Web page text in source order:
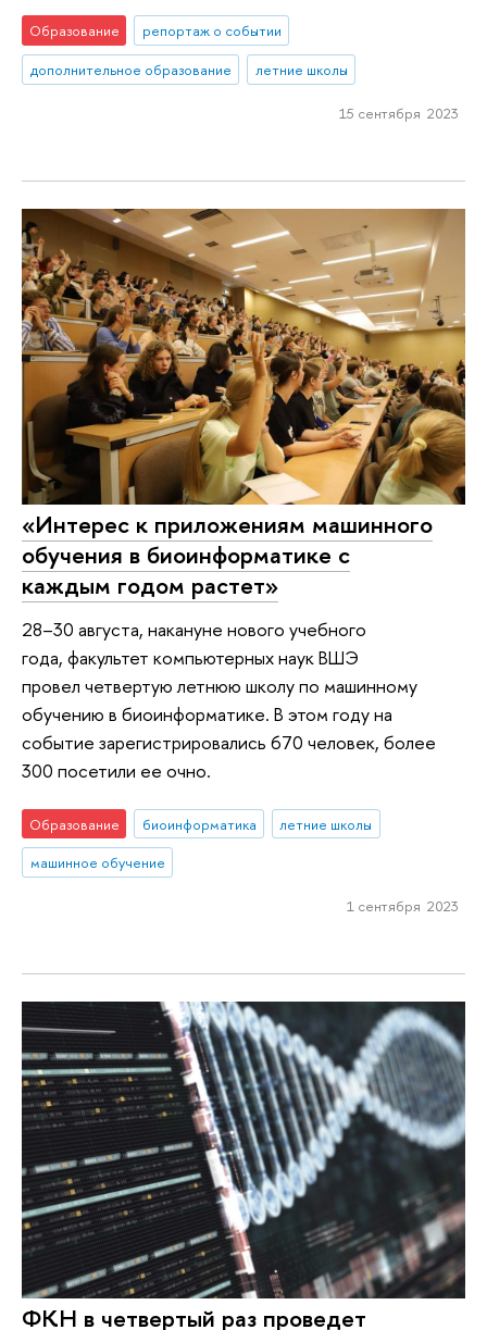
Образование
репортаж о событии
дополнительное образование
летние школы
15 сентября 2023
«Интерес к приложениям машинного
обучения в биоинформатике с
каждым годом растет»
28–30 августа, накануне нового учебного
года, факультет компьютерных наук ВШЭ
провел четвертую летнюю школу по машинному
обучению в биоинформатике. В этом году на
событие зарегистрировались 670 человек, более
300 посетили ее очно.
Образование биоинформатика
летние школы
машинное обучение
1 сентября 2023
ФКН в четвертый раз проведет